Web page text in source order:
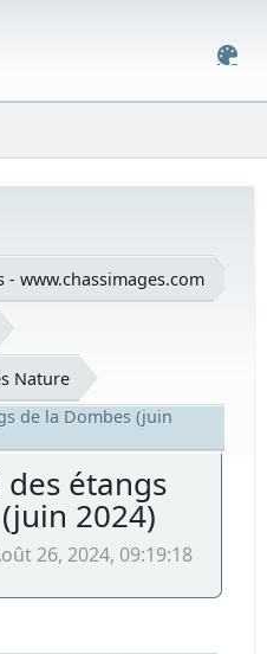
- www.chassimages.com
Nature
de la Dombes (juin
des étangs
2024)
26, 2024, 09:19:18